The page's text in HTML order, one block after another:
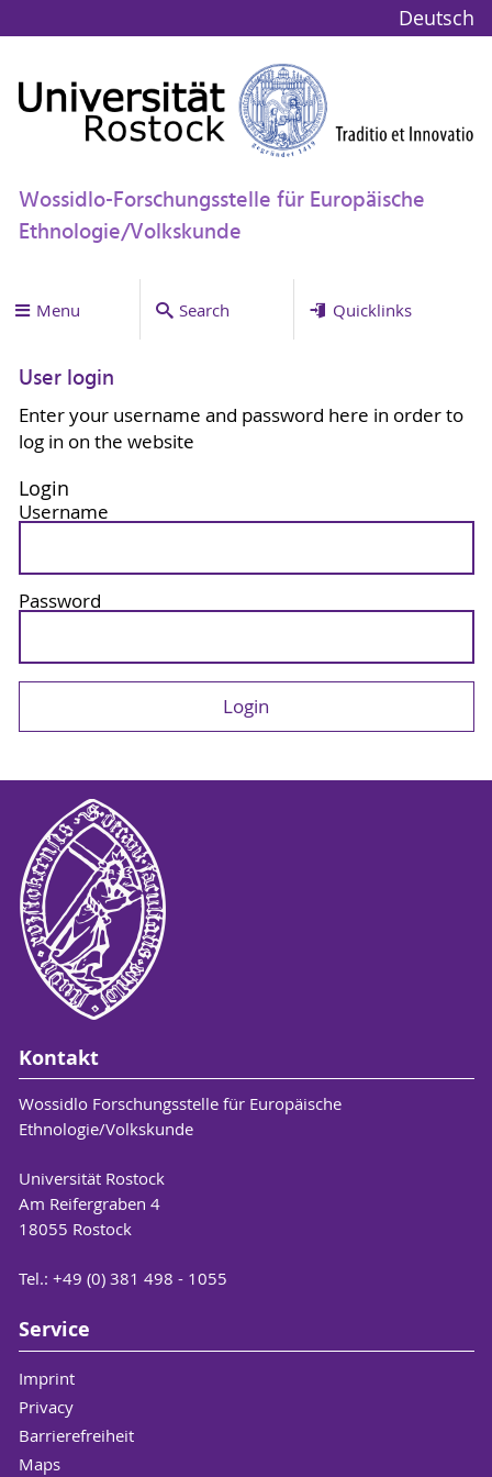
Deutsch
Wossidlo-Forschungsstelle für Europäische
Ethnologie/Volkskunde
Menu Search Quicklinks
User login
Enter your username and password here in order to
log in on the website
Login
Username
Password
Kontakt
Wossidlo Forschungsstelle für Europäische
Ethnologie/Volkskunde
Universität Rostock
Am Reifergraben 4
18055 Rostock
Tel.: +49 (0) 381 498 - 1055
Service
Imprint
Privacy
Barrierefreiheit
Maps